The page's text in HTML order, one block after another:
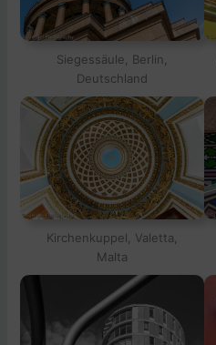
Siegessäule, Berlin,
Deutschland
Kirchenkuppel, Valetta,
Malta